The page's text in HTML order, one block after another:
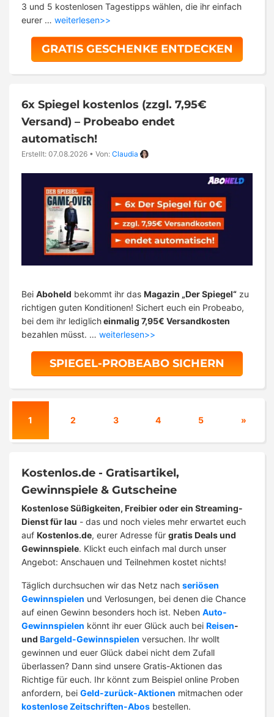
3 und 5 kostenlosen Tagestipps wählen, die ihr einfach
eurer … weiterlesen>>
GRATIS GESCHENKE ENTDECKEN
6x Spiegel kostenlos (zzgl. 7,95€
Versand) – Probeabo endet
automatisch!
Erstellt: 07.08.2026 • Von: Claudia
Bei Aboheld bekommt ihr das Magazin „Der Spiegel“ zu
richtigen guten Konditionen! Sichert euch ein Probeabo,
bei dem ihr lediglicheinmalig 7,95€ Versandkosten
bezahlen müsst. … weiterlesen>>
SPIEGEL-PROBEABO SICHERN
1 2 3 4 5 »
Kostenlos.de - Gratisartikel,
Gewinnspiele & Gutscheine
Kostenlose Süßigkeiten, Freibier oder ein Streaming-
Dienst für lau - das und noch vieles mehr erwartet euch
auf Kostenlos.de, eurer Adresse für gratis Deals und
Gewinnspiele. Klickt euch einfach mal durch unser
Angebot: Anschauen und Teilnehmen kostet nichts!
Täglich durchsuchen wir das Netz nach seriösen
Gewinnspielen und Verlosungen, bei denen die Chance
auf einen Gewinn besonders hoch ist. Neben Auto-
Gewinnspielen könnt ihr euer Glück auch bei Reisen-
und Bargeld-Gewinnspielen versuchen. Ihr wollt
gewinnen und euer Glück dabei nicht dem Zufall
überlassen? Dann sind unsere Gratis-Aktionen das
Richtige für euch. Ihr könnt zum Beispiel online Proben
anfordern, bei Geld-zurück-Aktionen mitmachen oder
kostenlose Zeitschriften-Abos bestellen.